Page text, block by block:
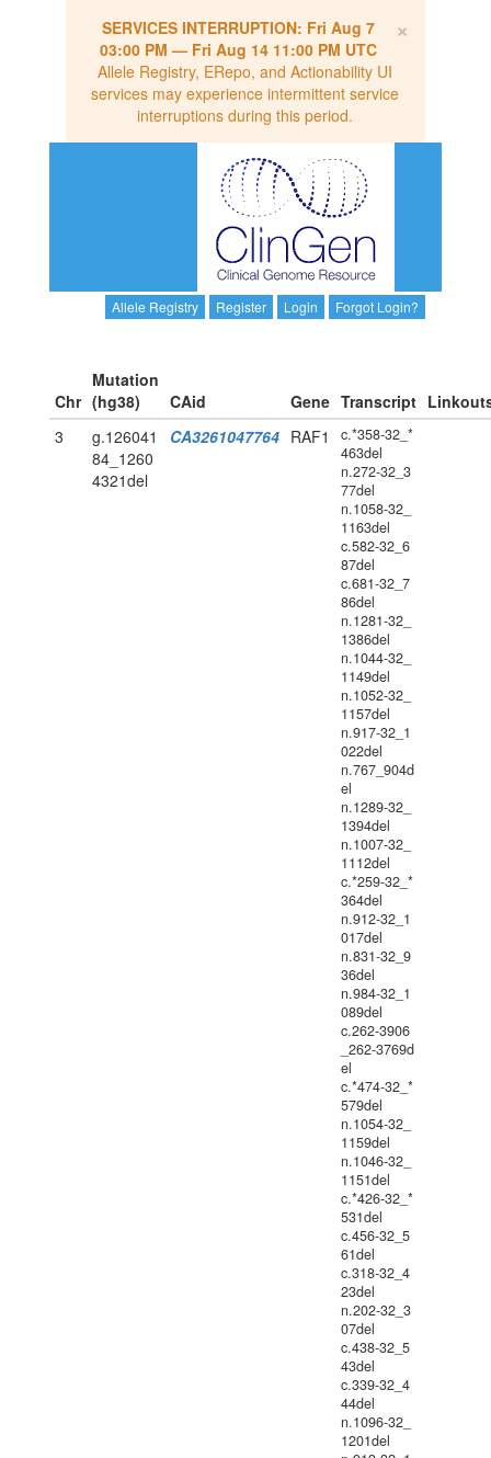
×
SERVICES INTERRUPTION: Fri Aug 7
03:00 PM — Fri Aug 14 11:00 PM UTC
Allele Registry, ERepo, and Actionability UI
services may experience intermittent service
interruptions during this period.
Allele Registry Register Login Forgot Login?
Chr
Mutation
(hg38)
CAid Gene Transcript
3
g.126041
84_1260
4321del
CA3261047764 RAF1
c.*358-32_*
463del
n.272-32_3
77del
n.1058-32_
1163del
c.582-32_6
87del
c.681-32_7
86del
n.1281-32_
1386del
n.1044-32_
1149del
n.1052-32_
1157del
n.917-32_1
022del
n.767_904d
el
n.1289-32_
1394del
n.1007-32_
1112del
c.*259-32_*
364del
n.912-32_1
017del
n.831-32_9
36del
n.984-32_1
089del
c.262-3906
_262-3769d
el
c.*474-32_*
579del
n.1054-32_
1159del
n.1046-32_
1151del
c.*426-32_*
531del
c.456-32_5
61del
c.318-32_4
23del
n.202-32_3
07del
c.438-32_5
43del
c.339-32_4
44del
n.1096-32_
1201del